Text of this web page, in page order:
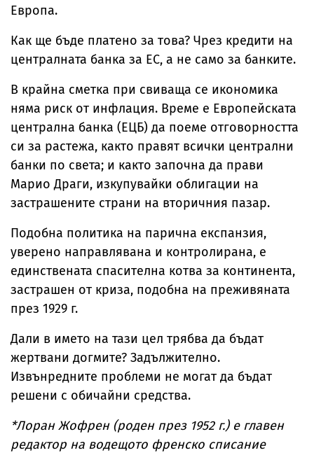
Европа.
Как ще бъде платено за това? Чрез кредити на
централната банка за ЕС, а не само за банките.
В крайна сметка при свиваща се икономика
няма риск от инфлация. Време е Европейската
централна банка (ЕЦБ) да поеме отговорността
си за растежа, както правят всички централни
банки по света; и както започна да прави
Марио Драги, изкупувайки облигации на
застрашените страни на вторичния пазар.
Подобна политика на парична експанзия,
уверено направлявана и контролирана, е
единствената спасителна котва за континента,
застрашен от криза, подобна на преживяната
през 1929 г.
Дали в името на тази цел трябва да бъдат
жертвани догмите? Задължително.
Извънредните проблеми не могат да бъдат
решени с обичайни средства.
*Лоран Жофрен (роден през 1952 г.) е главен
редактор на водещото френско списание